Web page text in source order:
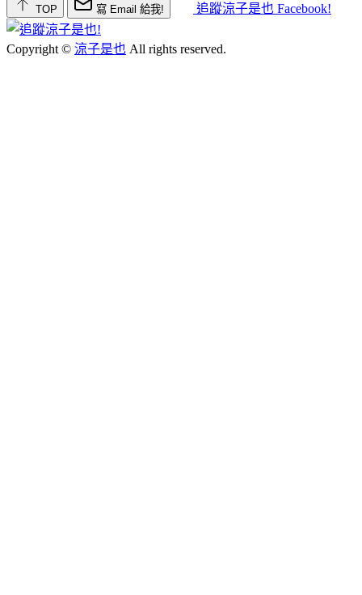
TOP 寫 Email 給我! 追蹤涼子是也 Facebook!
Copyright © 涼子是也 All rights reserved.